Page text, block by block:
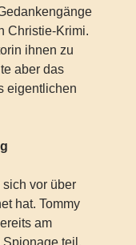
Christie-Krimi.
ihnen zu
aber das
eigentlichen
vor über
hat. Tommy
am
Spionage teil.